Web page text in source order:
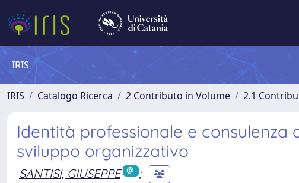
IRIS
IRIS Catalogo Ricerca 2 Contributo in Volume 2.1
Identità professionale e
sviluppo organizzativo
SANTISI, GIUSEPPE
;